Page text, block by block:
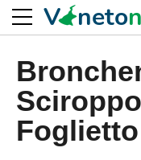
V neto